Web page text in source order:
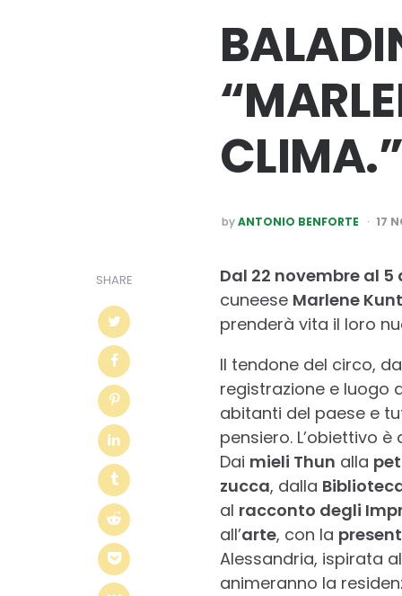
CLIMA.”
POSTED
BY
by ANTONIO BENFORTE 17
SHARE
Dal 22 novembre al 5
cuneese Marlene
prenderà vita il loro
Il tendone del circo,
registrazione e luogo
abitanti del paese e
pensiero. L’obiettivo
Dai mieli Thun alla
zucca, dalla
al racconto degli
all’arte, con la
Alessandria, ispirata
animeranno la